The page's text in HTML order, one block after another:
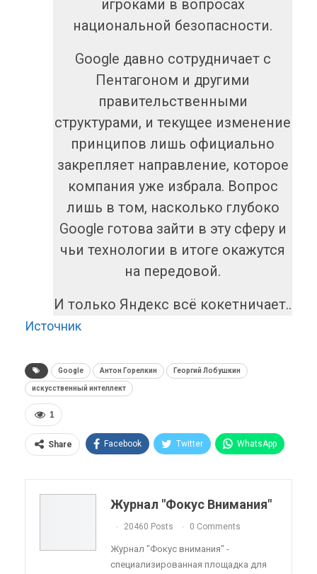
игроками в вопросах
национальной безопасности.
Google давно сотрудничает с
Пентагоном и другими
правительственными
структурами, и текущее изменение
принципов лишь официально
закрепляет направление, которое
компания уже избрала. Вопрос
лишь в том, насколько глубоко
Google готова зайти в эту сферу и
чьи технологии в итоге окажутся
на передовой.
И только Яндекс всё кокетничает..
Источник
Google Антон Горелкин Георгий Лобушкин
искусственный интеллект
1
Share Facebook Twitter WhatsApp
Telegram VK Viber
Linkedin Tumblr
Журнал "Фокус Внимания"
20460 Posts 0 Comments
Журнал "Фокус внимания" -
специализированная площадка для